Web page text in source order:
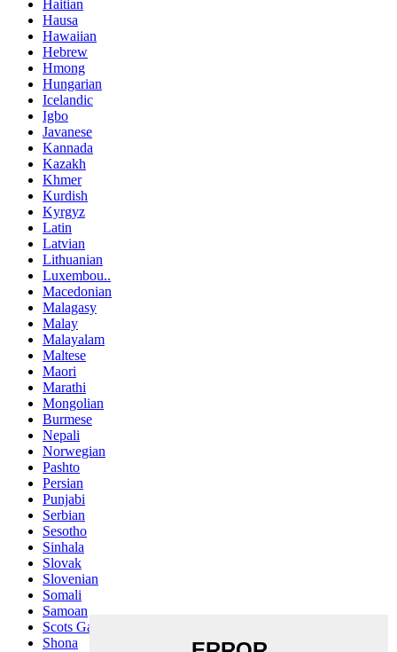
Haitian
Hausa
Hawaiian
Hebrew
Hmong
Hungarian
Icelandic
Igbo
Javanese
Kannada
Kazakh
Khmer
Kurdish
Kyrgyz
Latin
Latvian
Lithuanian
Luxembou..
Macedonian
Malagasy
Malay
Malayalam
Maltese
Maori
Marathi
Mongolian
Burmese
Nepali
Norwegian
Pashto
Persian
Punjabi
Serbian
Sesotho
Sinhala
Slovak
Slovenian
Somali
Samoan
Scots Gaelic
Shona